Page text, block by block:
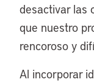
desactivar las
que nuestro
rencoroso y
Al incorporar